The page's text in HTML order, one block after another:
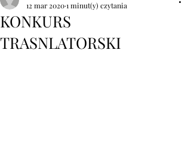
KONKURS
TRASNLATORSKI
12 mar 20201 minut(y) czytania